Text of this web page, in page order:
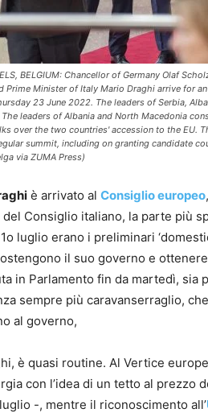
BELGIUM: Chancellor of Germany Olaf
Prime Minister of Italy Mario Draghi arrive for
23 June 2022. The leaders of Serbia,
leaders of Albania and North Macedonia
over the two countries' accession to the EU.
summit, including on granting candidate
via ZUMA Press)
è arrivato al Consiglio europeo
Consiglio italiano, la parte più
luglio erano i preliminari
il suo governo e
in Parlamento fin da martedì, sia
sempre più caravanserraglio,
al governo,
è quasi routine. Al Vertice
con l’idea di un tetto al prezzo
-, mentre il riconoscimento all’